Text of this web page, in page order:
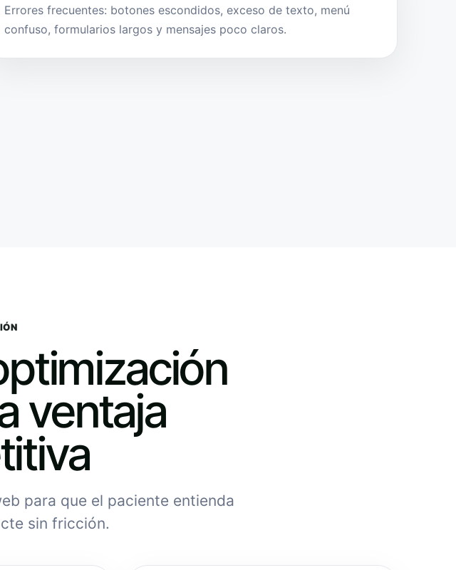
Errores frecuentes: botones escondidos, exceso de texto, menú
confuso, formularios largos y mensajes poco claros.
ventaja
para que el paciente entienda
sin fricción.